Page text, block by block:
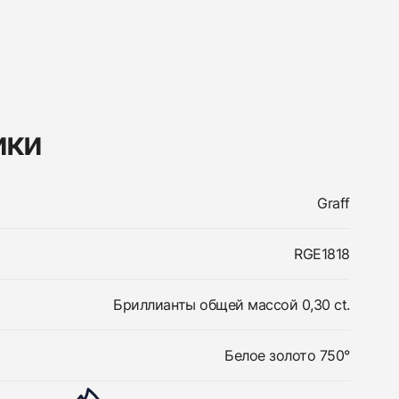
Graff
RGE1818
Бриллианты общей массой 0,30 ct.
Белое золото 750°